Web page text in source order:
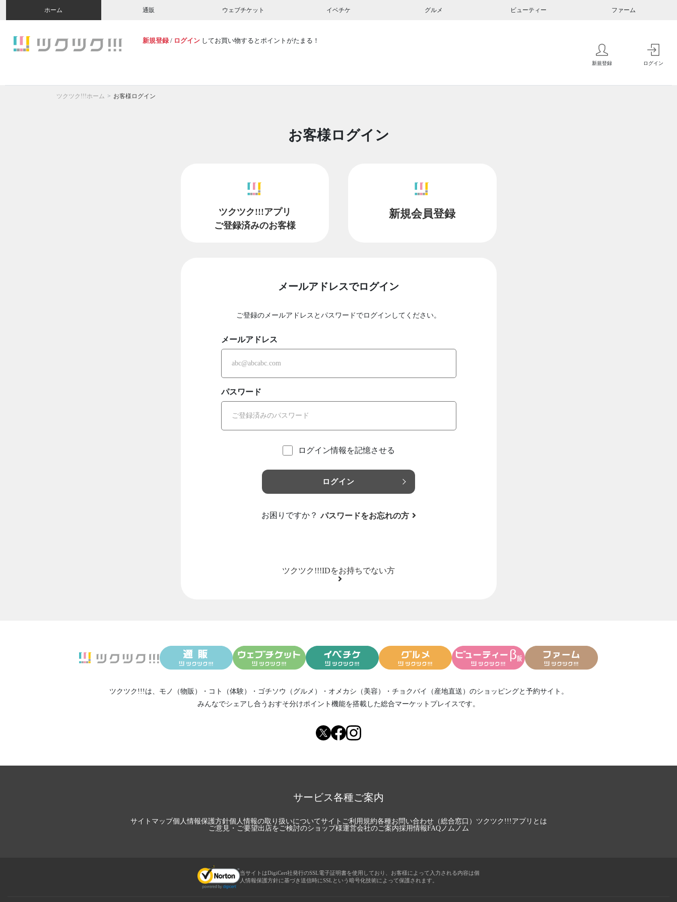
ホーム 通販 ウェブチケット イベチケ グルメ ビューティー ファーム
新規登録 / ログイン してお買い物するとポイントがたまる！
新規登録 ログイン
ツクツク!!!ホーム お客様ログイン
お客様ログイン
ツクツク!!!アプリ
ご登録済みのお客様
新規会員登録
メールアドレスでログイン
ご登録のメールアドレスとパスワードでログインしてください。
メールアドレス
パスワード
ログイン情報を記憶させる
ログイン
お困りですか？ パスワードをお忘れの方
ツクツク!!!IDをお持ちでない方
ツクツク!!!は、 モノ（物販） ・ コト（体験） ・ ゴチソウ（グルメ） ・ オメカシ（美容） ・ チョクバイ（産地直送） のショッピングと予約サイト。
みんなでシェアし合う おすそ分けポイント機能を搭載した総合マーケットプレイスです。
サービス各種ご案内
サイトマップ個人情報保護方針個人情報の取り扱いについてサイトご利用規約各種お問い合わせ（総合窓口） ツクツク!!!アプリとは
ご意見・ご要望出店をご検討のショップ様運営会社のご案内採用情報FAQノムノム
当サイトはDigiCert社発行のSSL電子証明書を使用しており、お客様によって入力される内容は個
人情報保護方針に基づき送信時にSSLという暗号化技術によって保護されます。